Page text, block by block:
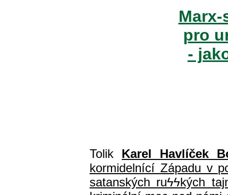
pro
-
Tolik Karel Havlíček
kormidelnící Západu v
satanských ruϟϟkých